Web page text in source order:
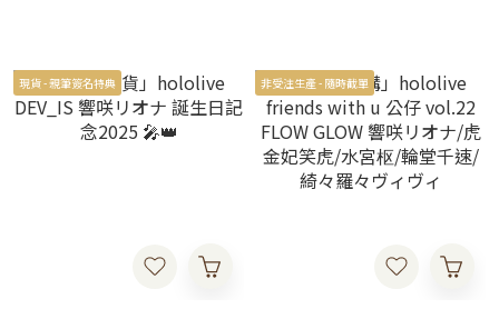
現貨 - 親筆簽名特典 非受注生產 - 隨時截單